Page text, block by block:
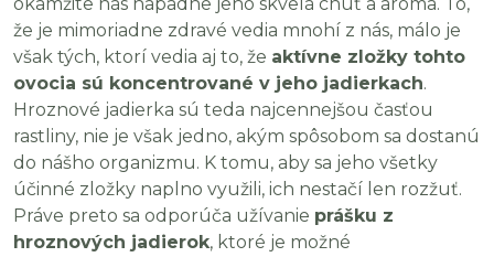
že je mimoriadne zdravé vedia mnohí z nás, málo je
však tých, ktorí vedia aj to, že aktívne zložky tohto
ovocia sú koncentrované v jeho jadierkach.
Hroznové jadierka sú teda najcennejšou časťou
rastliny, nie je však jedno, akým spôsobom sa dostanú
do nášho organizmu. K tomu, aby sa jeho všetky
účinné zložky naplno využili, ich nestačí len rozžuť.
Práve preto sa odporúča užívanie prášku z
hroznových jadierok, ktoré je možné